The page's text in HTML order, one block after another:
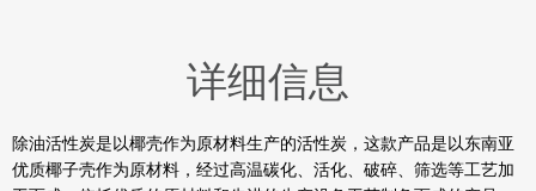
详细信息
除油活性炭是以椰壳作为原材料生产的活性炭，这款产品是以东南亚
优质椰子壳作为原材料，经过高温碳化、活化、破碎、筛选等工艺加